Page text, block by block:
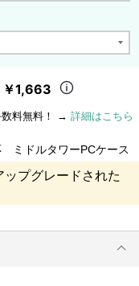
￥1,663
数料無料！ → 詳細はこちら
ミドルタワーPCケース
プグレードされた